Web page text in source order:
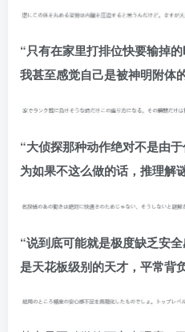
“只有在家里打排位快要输掉
我甚至感觉自己是被神明附体
“大侦探那种动作绝对不是由
为如果不这么做的话，推理解
“说到底可能就是极度缺乏安
是天花板级别的天才，平常背